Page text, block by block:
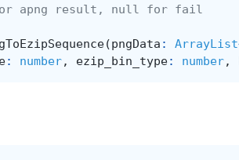
apng result, null for fail
(pngData : ArrayList
: number, ezip_bin_type: number,